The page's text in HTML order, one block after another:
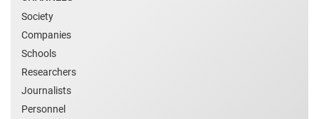
Society
Companies
Schools
Researchers
Journalists
Personnel